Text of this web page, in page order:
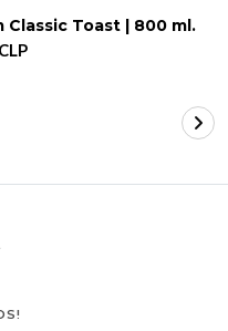
Toast | 800 ml.